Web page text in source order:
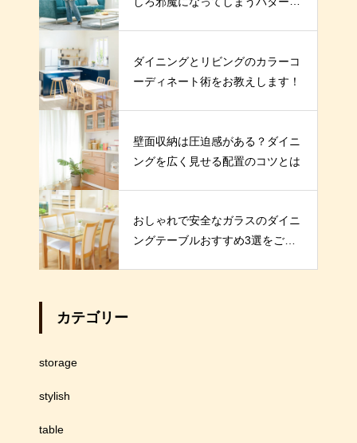
ダイニングとリビングのカラーコ
ーディネート術をお教えします！
壁面収納は圧迫感がある？ダイニ
ングを広く見せる配置のコツとは
おしゃれで安全なガラスのダイニ
ングテーブルおすすめ3選をご紹
カテゴリー
storage
stylish
table